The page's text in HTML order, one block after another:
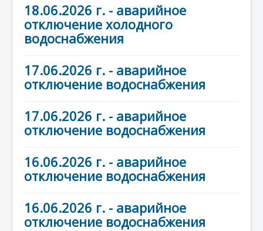
18.06.2026 г. - аварийное
отключение холодного
водоснабжения
17.06.2026 г. - аварийное
отключение водоснабжения
17.06.2026 г. - аварийное
отключение водоснабжения
16.06.2026 г. - аварийное
отключение водоснабжения
16.06.2026 г. - аварийное
отключение водоснабжения